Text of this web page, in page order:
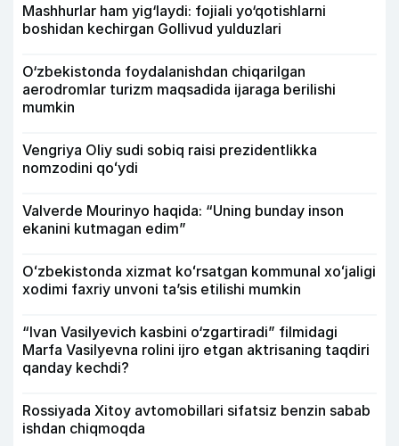
Mashhurlar ham yig‘laydi: fojiali yo‘qotishlarni
boshidan kechirgan Gollivud yulduzlari
O‘zbekistonda foydalanishdan chiqarilgan
aerodromlar turizm maqsadida ijaraga berilishi
mumkin
Vengriya Oliy sudi sobiq raisi prezidentlikka
nomzodini qoʻydi
Valverde Mourinyo haqida: “Uning bunday inson
ekanini kutmagan edim”
Oʻzbekistonda xizmat koʻrsatgan kommunal xoʻjaligi
xodimi faxriy unvoni taʼsis etilishi mumkin
“Ivan Vasilyevich kasbini o‘zgartiradi” filmidagi
Marfa Vasilyevna rolini ijro etgan aktrisaning taqdiri
qanday kechdi?
Rossiyada Xitoy avtomobillari sifatsiz benzin sabab
ishdan chiqmoqda